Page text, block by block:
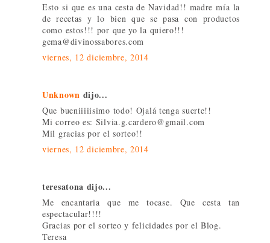
Esto si que es una cesta de Navidad!! madre mía la
de recetas y lo bien que se pasa con productos
como estos!!! por que yo la quiero!!!
gema@divinossabores.com
viernes, 12 diciembre, 2014
Unknown dijo...
Que bueniiiiisimo todo! Ojalá tenga suerte!!
Mi correo es: Silvia.g.cardero@gmail.com
Mil gracias por el sorteo!!
viernes, 12 diciembre, 2014
teresatona dijo...
Me encantaria que me tocase. Que cesta tan
espectacular!!!!
Gracias por el sorteo y felicidades por el Blog.
Teresa